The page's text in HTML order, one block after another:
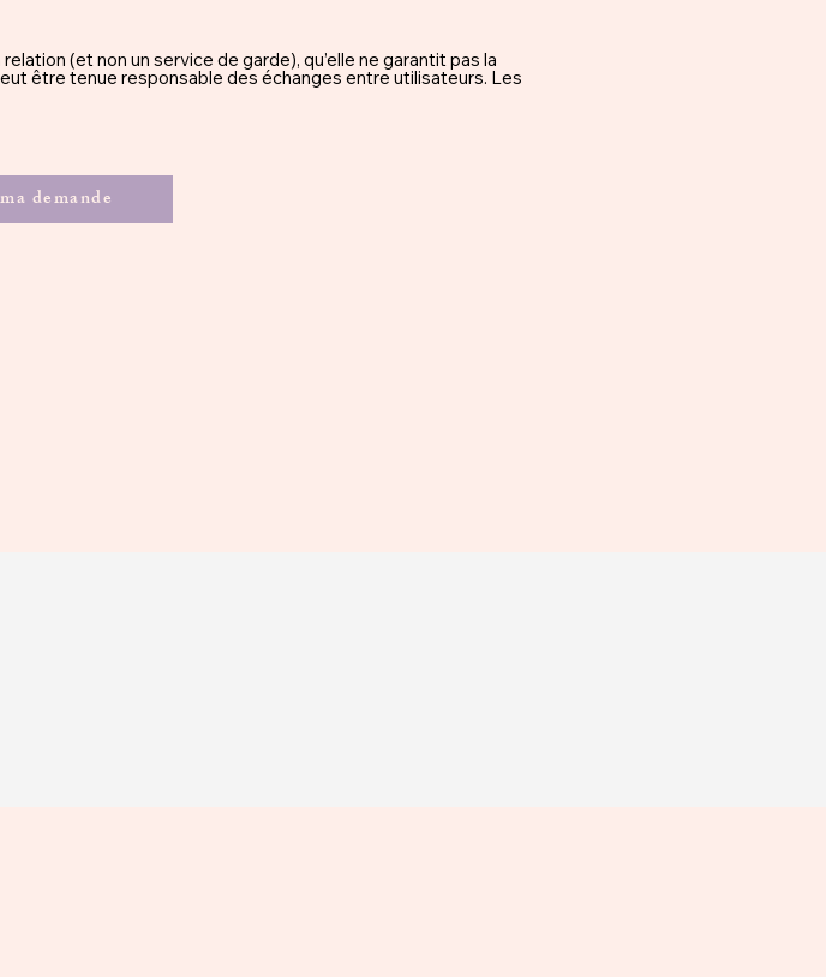
(et non un service de garde), qu’elle ne garantit pas la
être tenue responsable des échanges entre utilisateurs. Les
demande